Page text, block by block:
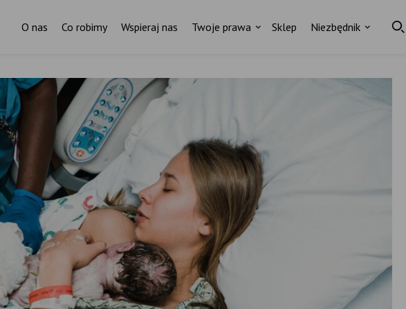
O nas Co robimy Wspieraj nas Twoje prawa Sklep Niezbędnik